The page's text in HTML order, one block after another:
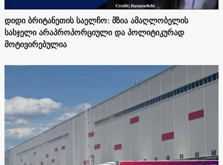
დიდი ბრიტანეთის საელჩო: მზია ამაღლობელის
სასჯელი არაპროპორციული და პოლიტიკურად
მოტივირებულია